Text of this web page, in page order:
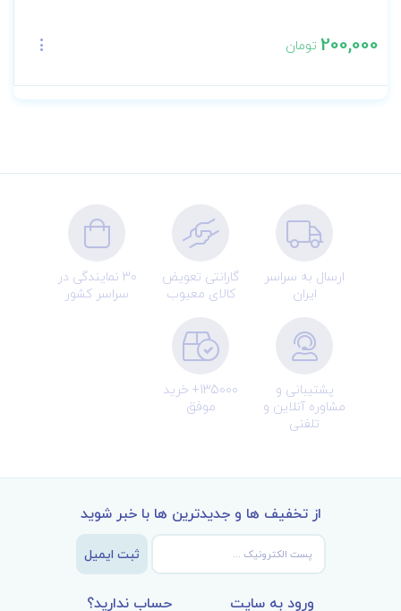
200,000تومان
ارسال به سراسر
ایران
گارانتی تعویض
کالای معیوب
30 نمایندگی در
سراسر کشور
پشتیبانی و
مشاوره آنلاین و
تلفنی
135000+ خرید
موفق
از تخفیف ها و جدیدترین ها با خبر شوید
ثبت ایمیل
ورود به سایت حساب ندارید؟